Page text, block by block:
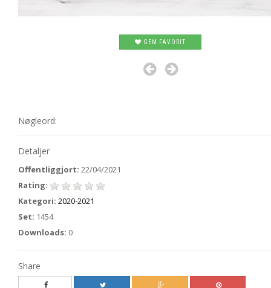
GEM FAVORIT
Nøgleord:
Detaljer
Offentliggjort: 22/04/2021
Rating:
Kategori: 2020-2021
Set: 1454
Downloads: 0
Share